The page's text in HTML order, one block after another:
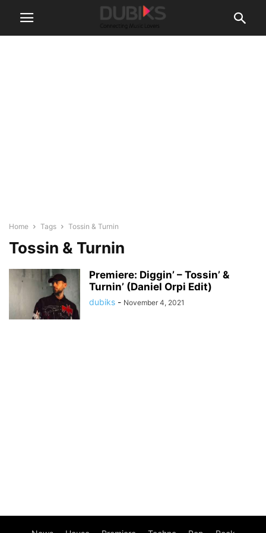
Home Tags Tossin & Turnin
Tossin & Turnin
Premiere: Diggin’ – Tossin’ &
Turnin’ (Daniel Orpi Edit)
dubiks - November 4, 2021